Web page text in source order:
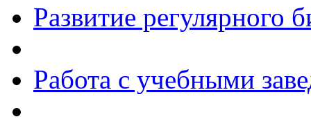
Развитие регулярного
Работа с учебными